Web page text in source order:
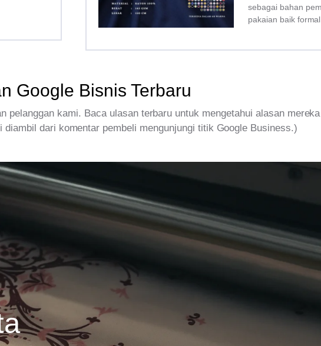
sebagai bahan
pakaian baik
Google Bisnis Terbaru
pelanggan kami. Baca ulasan terbaru untuk mengetahui alasan mereka
dari komentar pembeli mengunjungi titik Google Business.)